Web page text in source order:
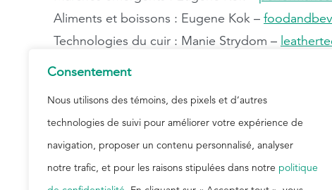
Consentement
Nous utilisons des témoins, des pixels et d’autres
technologies de suivi pour améliorer votre expérience de
navigation, proposer un contenu personnalisé, analyser
notre trafic, et pour les raisons stipulées dans notre politique
Aliments et boissons : Eugene Kok –
Technologies du cuir : Manie Strydom –
Technologies du papier : Stefan Terblanche –
Appels d’offres
Pétrole et gaz​​​​​​​ : Bertus Venter –
Métaux et exploitation minière : Eugene Kok –
Sucre et éthanol : Marius van Zyl –